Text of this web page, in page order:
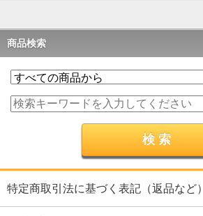
商品検索
特定商取引法に基づく表記（返品など）